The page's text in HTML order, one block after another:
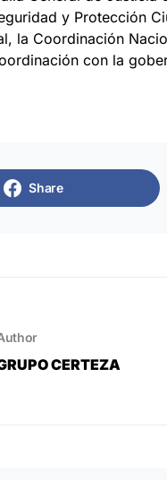
y Protección
la Coordinación
con la
Share
CERTEZA